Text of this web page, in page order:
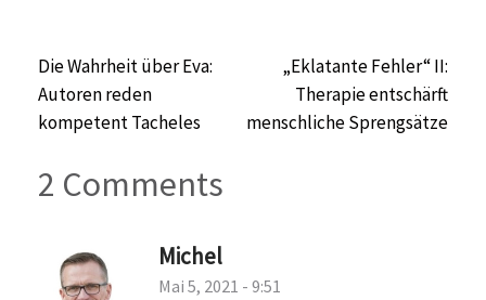
Beitragsnavigation
Die Wahrheit über Eva:
Autoren reden
kompetent Tacheles
„Eklatante Fehler“ II:
Therapie entschärft
menschliche Sprengsätze
2 Comments
Michel
Mai 5, 2021 - 9:51